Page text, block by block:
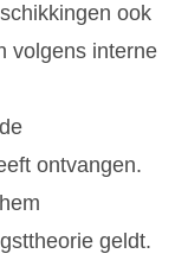
ook
volgens interne
ontvangen.
geldt.